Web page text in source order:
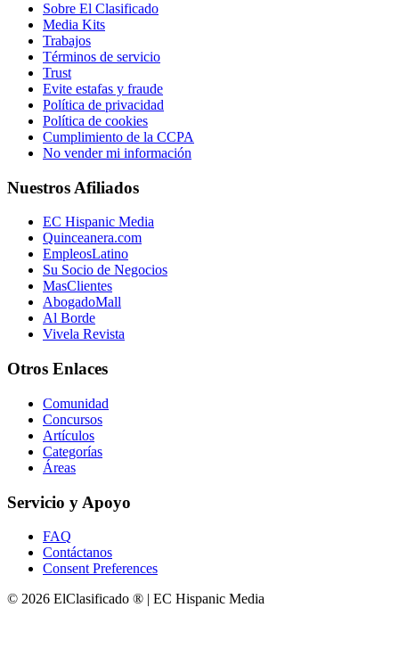
Sobre El Clasificado
Media Kits
Trabajos
Términos de servicio
Trust
Evite estafas y fraude
Política de privacidad
Política de cookies
Cumplimiento de la CCPA
No vender mi información
Nuestros Afiliados
EC Hispanic Media
Quinceanera.com
EmpleosLatino
Su Socio de Negocios
MasClientes
AbogadoMall
Al Borde
Vivela Revista
Otros Enlaces
Comunidad
Concursos
Artículos
Categorías
Áreas
Servicio y Apoyo
FAQ
Contáctanos
Consent Preferences
© 2026 ElClasificado ® | EC Hispanic Media